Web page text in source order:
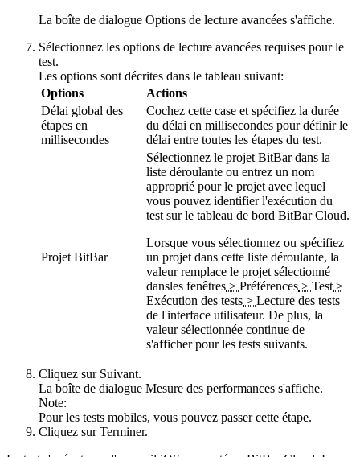
La boîte de dialogue Options de lecture avancées s'affiche.
Sélectionnez les options de lecture avancées requises pour le
test.
Les options sont décrites dans le tableau suivant:
Options
Actions
Délai global des
étapes en
millisecondes
Cochez cette case et spécifiez la durée
du délai en millisecondes pour définir le
délai entre toutes les étapes du test.
Projet BitBar
Sélectionnez le projet BitBar dans la
liste déroulante ou entrez un nom
approprié pour le projet avec lequel
vous pouvez identifier l'exécution du
test sur le tableau de bord BitBar Cloud.
Lorsque vous sélectionnez ou spécifiez
un projet dans cette liste déroulante, la
valeur remplace le projet sélectionné
dansles fenêtres > Préférences > Test >
Exécution des tests > Lecture des tests
de l'interface utilisateur. De plus, la
valeur sélectionnée continue de
s'afficher pour les tests suivants.
Cliquez sur Suivant.
La boîte de dialogue Mesure des performances s'affiche.
Note:
Pour les tests mobiles, vous pouvez passer cette étape.
Cliquez surTerminer.